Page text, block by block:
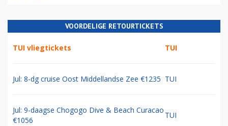
VOORDELIGE RETOURTICKETS
TUI vliegtickets TUI
Jul: 8-dg cruise Oost Middellandse Zee €1235 TUI
Jul: 9-daagse Chogogo Dive & Beach Curacao
€1056
TUI